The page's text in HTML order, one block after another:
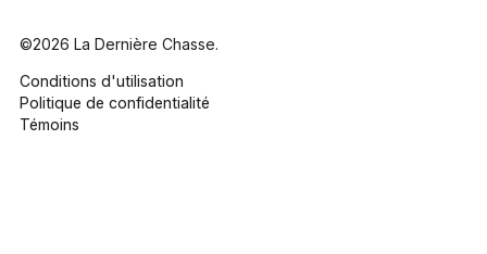
©2026 La Dernière Chasse.
Conditions d'utilisation
Politique de confidentialité
Témoins